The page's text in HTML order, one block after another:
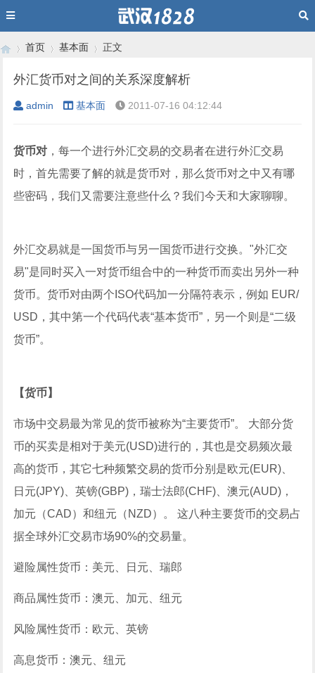
›
首页
›
基本面
›
正文
外汇货币对之间的关系深度解析
admin 基本面 2011-07-16 04:12:44
货币对 ，每一个进行外汇交易的交易者在进行外汇交易
时，首先需要了解的就是货币对，那么货币对之中又有哪
些密码，我们又需要注意些什么？我们今天和大家聊聊。
外汇交易就是一国货币与另一国货币进行交换。"外汇交
易"是同时买入一对货币组合中的一种货币而卖出另外一种
货币。货币对由两个ISO代码加一分隔符表示，例如 EUR/
USD，其中第一个代码代表“基本货币”，另一个则是“二级
货币”。
【货币】
市场中交易最为常见的货币被称为“主要货币”。 大部分货
币的买卖是相对于美元(USD)进行的，其也是交易频次最
高的货币，其它七种频繁交易的货币分别是欧元(EUR)、
日元(JPY)、英镑(GBP)，瑞士法郎(CHF)、澳元(AUD)，
加元（CAD）和纽元（NZD）。 这八种主要货币的交易占
据全球外汇交易市场90%的交易量。
避险属性货币：美元、日元、瑞郎
商品属性货币：澳元、加元、纽元
风险属性货币：欧元、英镑
高息货币：澳元、纽元